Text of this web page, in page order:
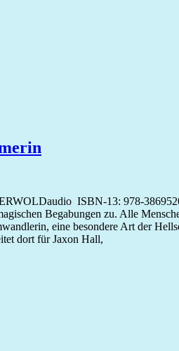
ISBN-13: 978-
Begabungen zu. Alle
eine besondere Art der
dort für Jaxon Hall,